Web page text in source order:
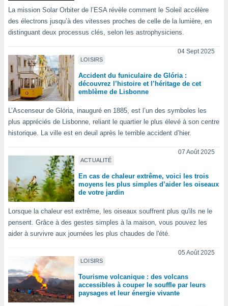
des
sur
limitées
la
pour
des
des
La mission Solar Orbiter de l’ESA révèle comment le Soleil accélère
des électrons jusqu’à des vitesses proches de celle de la lumière, en
distinguant deux processus clés, selon les astrophysiciens.
LOISIRS
04 Sept 2025
Accident du funiculaire de Glória :
découvrez l’histoire et l’héritage de cet
emblème de Lisbonne
L’Ascenseur de Glória, inauguré en 1885, est l’un des symboles les
plus appréciés de Lisbonne, reliant le quartier le plus élevé à son centre
historique. La ville est en deuil après le terrible accident d’hier.
ACTUALITÉ
07 Août 2025
En cas de chaleur extrême, voici les trois
moyens les plus simples d’aider les oiseaux
de votre jardin
Lorsque la chaleur est extrême, les oiseaux souffrent plus qu'ils ne le
pensent. Grâce à des gestes simples à la maison, vous pouvez les
aider à survivre aux journées les plus chaudes de l'été.
LOISIRS
05 Août 2025
Tourisme volcanique : des volcans
accessibles à couper le souffle par leurs
paysages et leur énergie vivante